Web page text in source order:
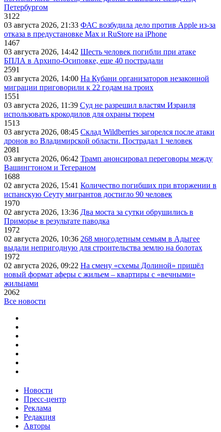
Петербургом
3122
03 августа 2026, 21:33 ФАС возбудила дело против Apple из-за
отказа в предустановке Max и RuStore на iPhone
1467
03 августа 2026, 14:42 Шесть человек погибли при атаке
БПЛА в Архипо-Осиповке, еще 40 пострадали
2591
03 августа 2026, 14:00 На Кубани организаторов незаконной
миграции приговорили к 22 годам на троих
1551
03 августа 2026, 11:39 Суд не разрешил властям Израиля
использовать крокодилов для охраны тюрем
1513
03 августа 2026, 08:45 Склад Wildberries загорелся после атаки
дронов во Владимирской области. Пострадал 1 человек
2081
03 августа 2026, 06:42 Трамп анонсировал переговоры между
Вашингтоном и Тегераном
1688
02 августа 2026, 15:41 Количество погибших при вторжении в
испанскую Сеуту мигрантов достигло 90 человек
1970
02 августа 2026, 13:36 Два моста за сутки обрушились в
Приморье в результате паводка
1972
02 августа 2026, 10:36 268 многодетным семьям в Адыгее
выдали непригодную для строительства землю на болотах
1972
02 августа 2026, 09:22 На смену «схемы Долиной» пришёл
новый формат аферы с жильем – квартиры с «вечными»
жильцами
2062
Все новости
Новости
Пресс-центр
Реклама
Редакция
Авторы